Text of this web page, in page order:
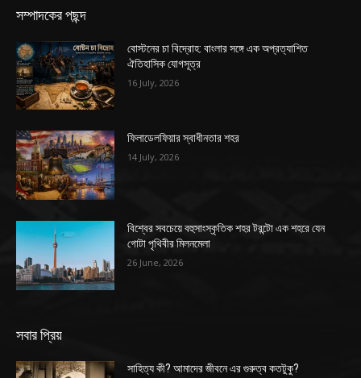
সম্পাদকের পছন্দ
বোস্টনের চা বিদ্রোহ: বাংলার সঙ্গে এক অপ্রত্যাশিত
ঐতিহাসিক যোগসূত্র
16 July, 2026
ফিলাডেলফিয়ার স্বাধীনতার শহর
14 July, 2026
বিশ্বের সবচেয়ে বহুসাংস্কৃতিক শহর টরন্টো এক শহরে যেন
গোটা পৃথিবীর মিলনমেলা
26 June, 2026
সবার প্রিয়
সাহিত্য কী? আমাদের জীবনে এর গুরুত্ব কতটুকু?